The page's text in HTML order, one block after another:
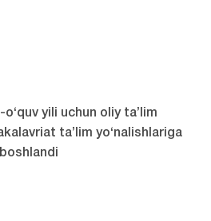
yili uchun oliy ta’lim
ta’lim yo‘nalishlariga